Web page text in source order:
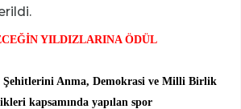
YILDIZLARINA ÖDÜL
Şehitlerini Anma, Demokrasi ve Milli Birlik
kapsamında yapılan spor